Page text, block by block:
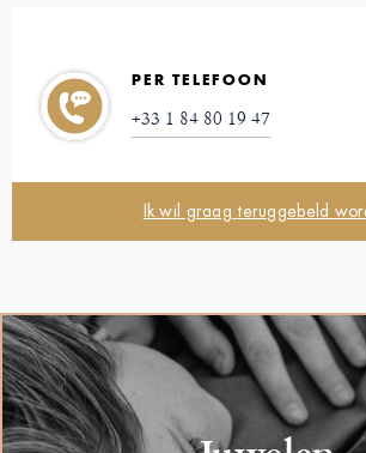
PER TELEFOON
+33 1 84 80 19 47
Ik wil graag teruggebeld